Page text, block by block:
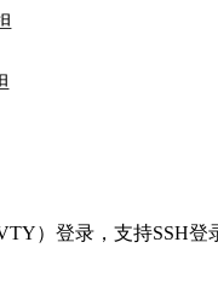
）登录，支持SSH登